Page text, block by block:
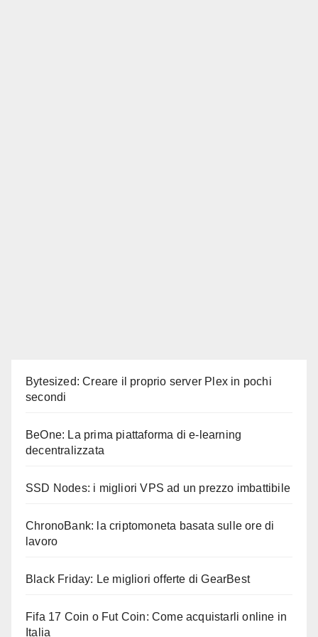
Bytesized: Creare il proprio server Plex in pochi
secondi
BeOne: La prima piattaforma di e-learning
decentralizzata
SSD Nodes: i migliori VPS ad un prezzo imbattibile
ChronoBank: la criptomoneta basata sulle ore di
lavoro
Black Friday: Le migliori offerte di GearBest
Fifa 17 Coin o Fut Coin: Come acquistarli online in
Italia